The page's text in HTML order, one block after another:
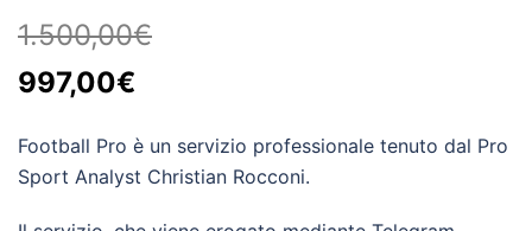
1.500,00€
Il
originale
era:
997,00€
attuale
è:
Football Pro è un servizio professionale tenuto dal Pro
Sport Analyst Christian Rocconi.